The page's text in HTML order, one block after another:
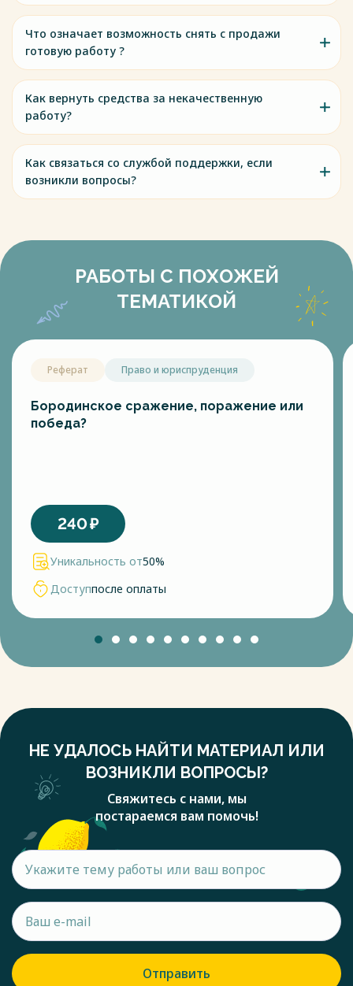
Что означает возможность снять с продажи
готовую работу ?
Как вернуть средства за некачественную
работу?
Как связаться со службой поддержки, если
возникли вопросы?
РАБОТЫ С ПОХОЖЕЙ
ТЕМАТИКОЙ
Реферат Право и юриспруденция
Бородинское сражение, поражение или
победа?
240₽
Уникальность от50%
Доступпосле оплаты
НЕ УДАЛОСЬ НАЙТИ МАТЕРИАЛ ИЛИ
ВОЗНИКЛИ ВОПРОСЫ?
Свяжитесь с нами, мы
постараемся вам помочь!
Отправить